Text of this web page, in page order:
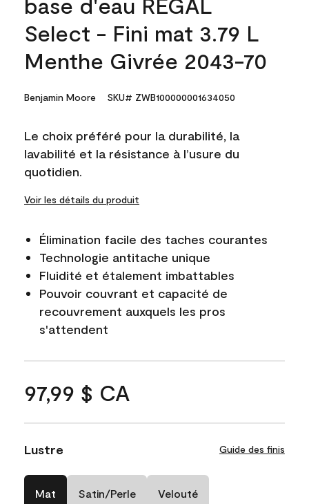
Select - Fini mat 3.79 L
Menthe Givrée 2043-70
Benjamin Moore SKU# ZWB100000001634050
Le choix préféré pour la durabilité, la
lavabilité et la résistance à l’usure du
quotidien.
Voir les détails du produit
Élimination facile des taches courantes
Technologie antitache unique
Fluidité et étalement imbattables
Pouvoir couvrant et capacité de
recouvrement auxquels les pros
s'attendent
97,99 $ CA
Lustre Guide des finis
Mat Satin/Perle Velouté